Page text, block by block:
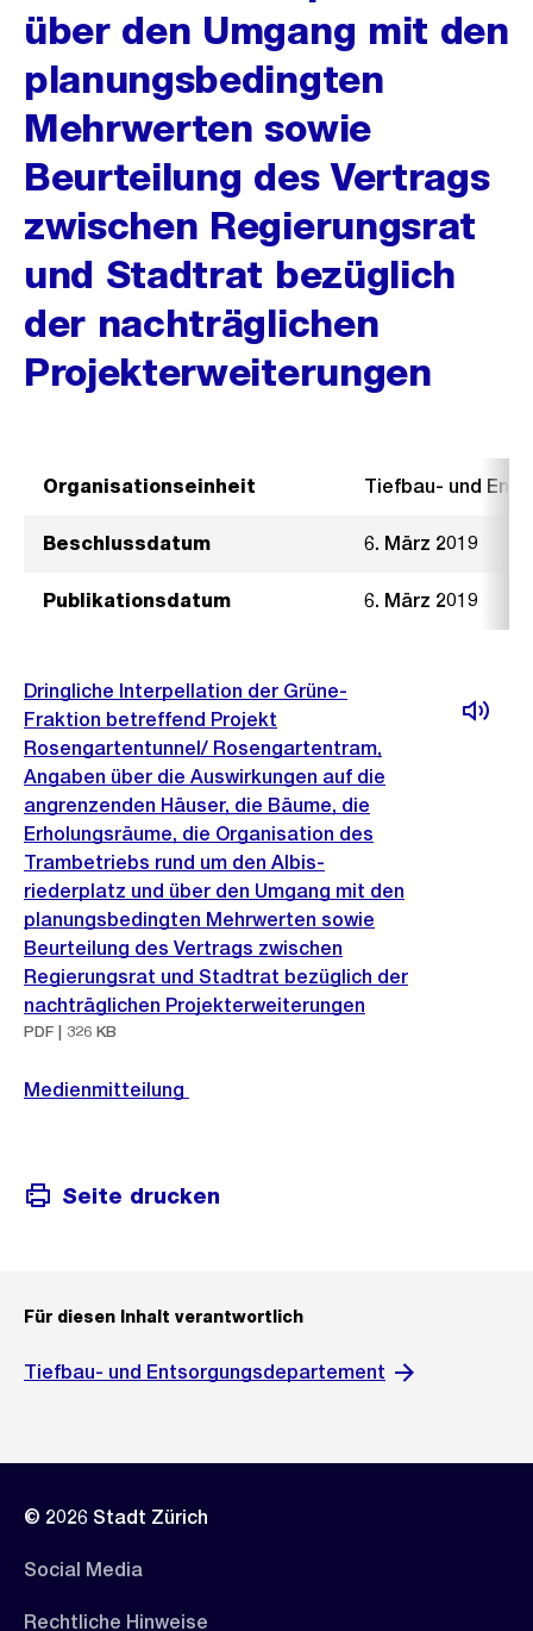
über den Umgang mit den
planungsbedingten
Mehrwerten sowie
Beurteilung des Vertrags
zwischen Regierungsrat
und Stadtrat bezüglich
der nachträglichen
Projekterweiterungen
Organisationseinheit Tiefbau- und
Beschlussdatum 6. März 2019
Publikationsdatum 6. März 2019
Dringliche Interpellation der Grüne-
Fraktion betreffend Projekt
Rosengartentunnel/ Rosengartentram,
Angaben über die Auswirkungen auf die
angrenzenden Häuser, die Bäume, die
Erholungsräume, die Organisation des
Trambetriebs rund um den Albis-
riederplatz und über den Umgang mit den
planungsbedingten Mehrwerten sowie
Beurteilung des Vertrags zwischen
Regierungsrat und Stadtrat bezüglich der
nachträglichen Projekterweiterungen
PDF | 326 KB
Medienmitteilung
Seite drucken
Für diesen Inhalt verantwortlich
Tiefbau- und Entsorgungsdepartement
© 2026 Stadt Zürich
Social Media
Rechtliche Hinweise